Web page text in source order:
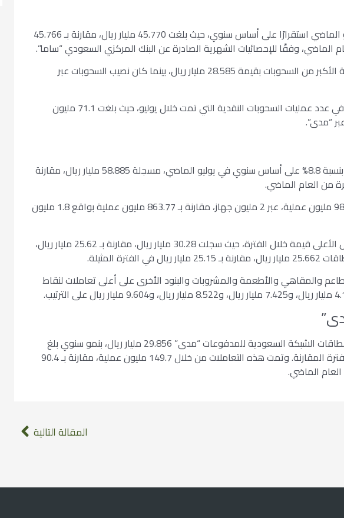
وشُهِدت السحوبات النقدية خلال يوليو الماضي استقرارًا على أساس سنوي، حيث بلغت 45.770 مليار ريال، مقارنة بـ 45.766
الماضي، وفقًا للإحصائيات الشهرية الصادرة عن البنك المركزي السعودي “ساما”.
واستحوذت بطاقات “مدى” على الحصة الأكبر من السحوبات بقيمة 28.585 مليار ريال، بينما كان نصيب السحوبات عبر
وفي المقابل، كانت المصارف الأعلى في عدد عمليات السحوبات النقدية التي تمت خلال يوليو، حيث بلغت 71.1 مليون
وحققت المبيعات عبر نقاط البيع نموًا بنسبة 8.8% على أساس سنوي في يوليو الماضي، مسجلة 58.885 مليار ريال، مقارنة
وتمت هذه التعاملات من خلال نحو 985 مليون عملية، عبر 2 مليون جهاز، مقارنة بـ 863.77 مليون عملية بواقع 1.8 مليون
كما كانت المبيعات عبر الهاتف الجوال الأعلى قيمة خلال الفترة، حيث سجلت 30.28 مليار ريال، مقارنة بـ 25.62 مليار ريال،
المثيلة.
والمقاهي والأطعمة والمشروبات والبنود الأخرى على أعلى تعاملات لنقاط
سجلت مبيعات التجارة الإلكترونية عبر بطاقات الشبكة السعودية للمدفوعات “مدى” 29.856 مليار ريال، بنمو سنوي بلغ
79%، مقارنة بـ 16.64 مليار ريال في الفترة المقارنة. وتمت هذه التعاملات من خلال 149.7 مليون عملية، مقارنة بـ 90.4
الماضي.
المقالة التالية